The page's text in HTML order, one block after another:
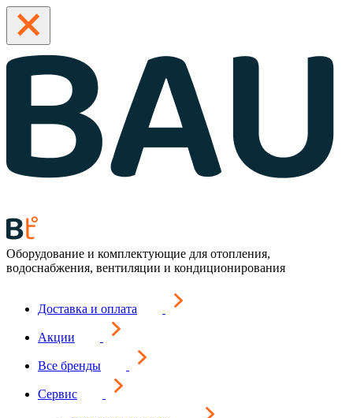
Оборудование и комплектующие для отопления,
водоснабжения, вентиляции и кондиционирования
Доставка и оплата
Акции
Все бренды
Сервис